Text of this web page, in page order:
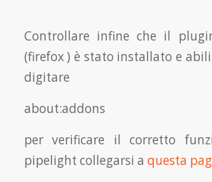
Controllare infine che il
(firefox ) è stato installato e
digitare
about:addons
per verificare il corretto
pipelight collegarsi a questa